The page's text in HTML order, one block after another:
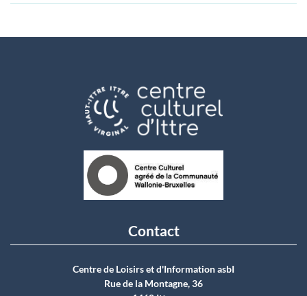
Contact
Centre de Loisirs et d'Information asbI
Rue de la Montagne, 36